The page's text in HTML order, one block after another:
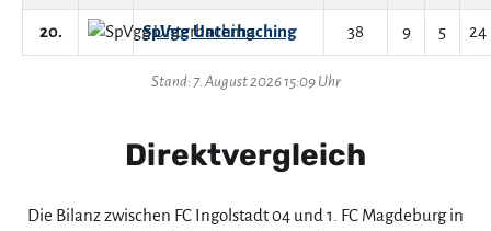
20. SpVgg Unterhaching 38 9 5 24
Stand: 7. August 2026 15:09 Uhr
Direktvergleich
Die Bilanz zwischen FC Ingolstadt 04 und 1. FC Magdeburg in